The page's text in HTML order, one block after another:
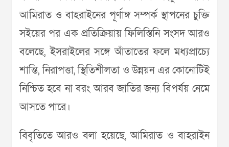
আমিরাত ও বাহরাইনের পূর্ণাঙ্গ সম্পর্ক স্থাপনের চুক্তি
সইয়ের পর এক প্রতিক্রিয়ায় ফিলিস্তিনি সংসদ আরও
বলেছে, ইসরাইলের সঙ্গে আঁতাতের ফলে মধ্যপ্রাচ্যে
শান্তি, নিরাপত্তা, স্থিতিশীলতা ও উন্নয়ন এর কোনোটিই
নিশ্চিত হবে না বরং আরব জাতির জন্য বিপর্যয় নেমে
আসতে পারে।
বিবৃতিতে আরও বলা হয়েছে, আমিরাত ও বাহরাইন